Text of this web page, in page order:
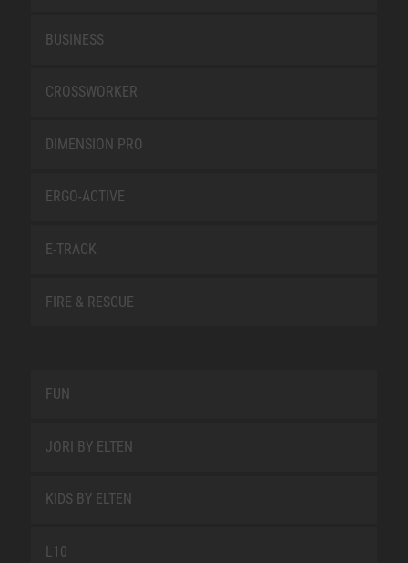
BUSINESS
CROSSWORKER
DIMENSION PRO
ERGO-ACTIVE
E-TRACK
FIRE & RESCUE
FUN
JORI BY ELTEN
KIDS BY ELTEN
L10